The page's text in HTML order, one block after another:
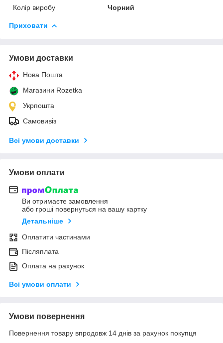
Колір виробу
Чорний
Приховати
Умови доставки
Нова Пошта
Магазини Rozetka
Укрпошта
Самовивіз
Всі умови доставки
Умови оплати
Ви отримаєте замовлення
або гроші повернуться на вашу картку
Детальніше
Оплатити частинами
Післяплата
Оплата на рахунок
Всі умови оплати
Умови повернення
Повернення товару впродовж 14 днів за рахунок покупця